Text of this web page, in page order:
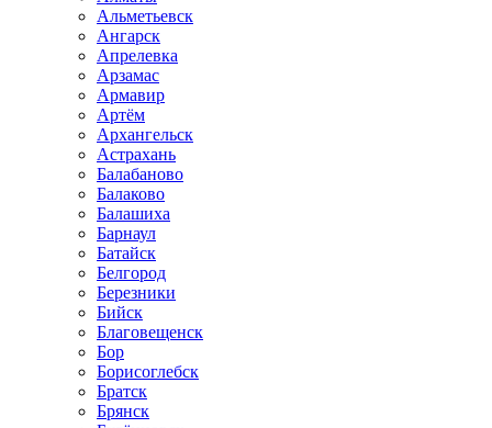
Альметьевск
Ангарск
Апрелевка
Арзамас
Армавир
Артём
Архангельск
Астрахань
Балабаново
Балаково
Балашиха
Барнаул
Батайск
Белгород
Березники
Бийск
Благовещенск
Бор
Борисоглебск
Братск
Брянск